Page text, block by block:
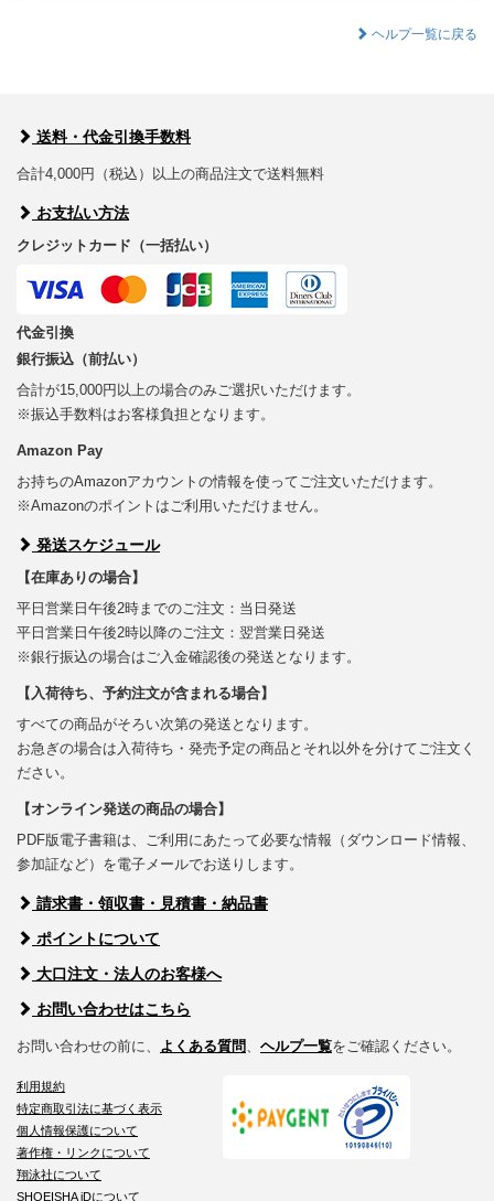
ヘルプ一覧に戻る
送料・代金引換手数料
合計4,000円（税込）以上の商品注文で送料無料
お支払い方法
クレジットカード（一括払い）
代金引換
銀行振込（前払い）
合計が15,000円以上の場合のみご選択いただけます。
※振込手数料はお客様負担となります。
Amazon Pay
お持ちのAmazonアカウントの情報を使ってご注文いただけます。
※Amazonのポイントはご利用いただけません。
発送スケジュール
【在庫ありの場合】
平日営業日午後2時までのご注文：当日発送
平日営業日午後2時以降のご注文：翌営業日発送
※銀行振込の場合はご入金確認後の発送となります。
【入荷待ち、予約注文が含まれる場合】
すべての商品がそろい次第の発送となります。
お急ぎの場合は入荷待ち・発売予定の商品とそれ以外を分けてご注文く
ださい。
【オンライン発送の商品の場合】
PDF版電子書籍は、ご利用にあたって必要な情報（ダウンロード情報、
参加証など）を電子メールでお送りします。
請求書・領収書・見積書・納品書
ポイントについて
大口注文・法人のお客様へ
お問い合わせはこちら
お問い合わせの前に、 よくある質問 ヘルプ一覧をご確認ください。
利用規約
特定商取引法に基づく表示
個人情報保護について
著作権・リンクについて
翔泳社について
SHOEISHA iDについて